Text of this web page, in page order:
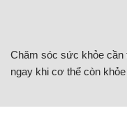
Chăm sóc sức khỏe cần
ngay khi cơ thể còn khỏe